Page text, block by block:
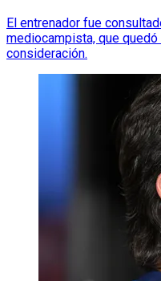
El entrenador fue
mediocampista, que
consideración.